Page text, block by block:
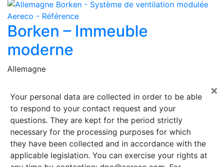
Borken – Immeuble
moderne
Allemagne
×
Your personal data are collected in order to be able
to respond to your contact request and your
questions. They are kept for the period strictly
necessary for the processing purposes for which
they have been collected and in accordance with the
applicable legislation. You can exercise your rights at